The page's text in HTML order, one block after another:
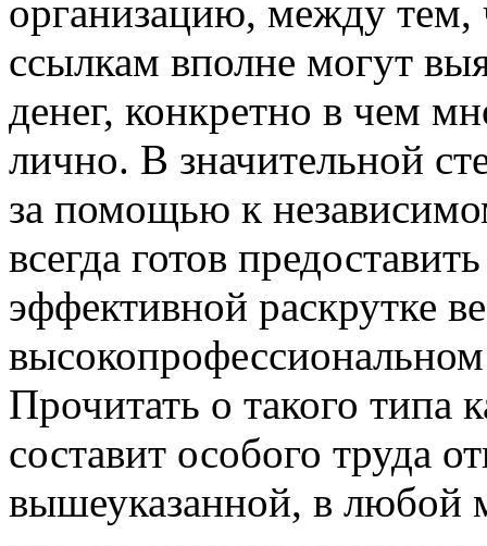
организацию, между
ссылкам вполне могут
денег, конкретно в чем
лично. В значительной
за помощью к
всегда готов
эффективной раскрутке
Прочитать о такого типа
составит особого труда
вышеуказанной, в любой